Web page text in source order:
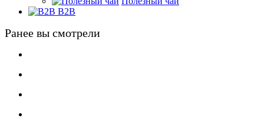
B2B
Ранее вы смотрели